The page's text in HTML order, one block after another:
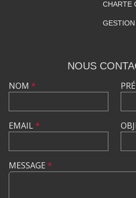
CHARTE
NOUS
NOM *
EMAIL*
MESSAGE *